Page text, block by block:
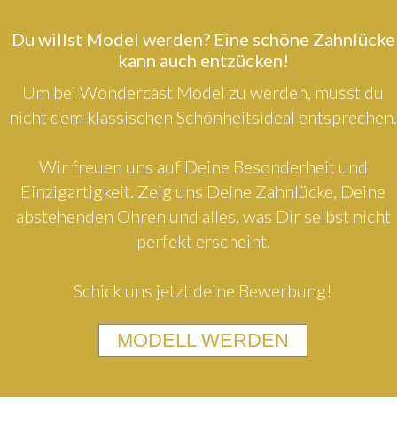
Du willst Model werden? Eine schöne Zahnlücke
kann auch entzücken!
Um bei Wondercast Model zu werden, musst du
nicht dem klassischen Schönheitsideal entsprechen.
Wir freuen uns auf Deine Besonderheit und
Einzigartigkeit. Zeig uns Deine Zahnlücke, Deine
abstehenden Ohren und alles, was Dir selbst nicht
perfekt erscheint.
Schick uns jetzt deine Bewerbung!
MODELL WERDEN